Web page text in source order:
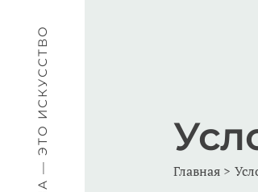
Главная